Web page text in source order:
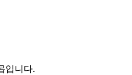
입니다.